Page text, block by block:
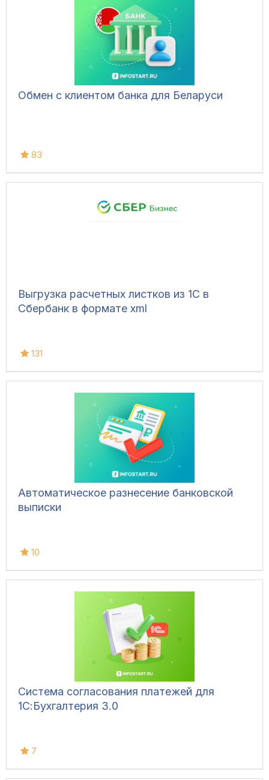
Обмен с клиентом банка для Беларуси
83
Выгрузка расчетных листков из 1С в
Сбербанк в формате xml
131
Автоматическое разнесение банковской
выписки
10
Система согласования платежей для
1С:Бухгалтерия 3.0
7